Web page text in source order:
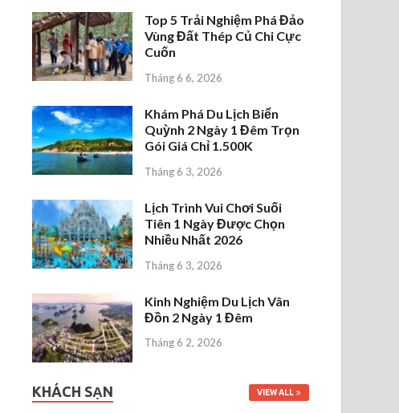
Top 5 Trải Nghiệm Phá Đảo
Vùng Đất Thép Củ Chi Cực
Cuốn
Tháng 6 6, 2026
Khám Phá Du Lịch Biển
Quỳnh 2 Ngày 1 Đêm Trọn
Gói Giá Chỉ 1.500K
Tháng 6 3, 2026
Lịch Trình Vui Chơi Suối
Tiên 1 Ngày Được Chọn
Nhiều Nhất 2026
Tháng 6 3, 2026
Kinh Nghiệm Du Lịch Vân
Đồn 2 Ngày 1 Đêm
Tháng 6 2, 2026
KHÁCH SẠN VIEW ALL